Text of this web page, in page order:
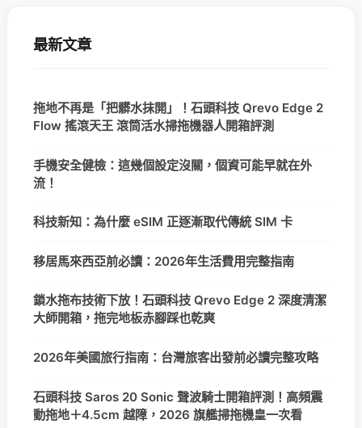
最新文章
拖地不再是「把髒水抹開」！石頭科技 Qrevo Edge 2
Flow 搖滾天王 滾筒活水掃拖機器人開箱評測
手機安全健檢：這幾個設定沒關，個資可能早就在外
流！
科技新知：為什麼 eSIM 正逐漸取代傳統 SIM 卡
移居馬來西亞前必讀：2026年生活費用完整指南
鎖水拖布技術下放！石頭科技 Qrevo Edge 2 深度清潔
大師開箱，拖完地板赤腳踩也乾爽
2026年美國旅行指南：台灣旅客出發前必讀完整攻略
石頭科技 Saros 20 Sonic 聲波騎士開箱評測！高頻震
動拖地＋4.5cm 越障，2026 旗艦掃拖機皇一次看